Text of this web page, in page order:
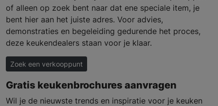
of alleen op zoek bent naar dat ene speciale item, je
bent hier aan het juiste adres. Voor advies,
demonstraties en begeleiding gedurende het proces,
deze keukendealers staan voor je klaar.
Zoek een verkooppunt
Gratis keukenbrochures aanvragen
Wil je de nieuwste trends en inspiratie voor je keuken